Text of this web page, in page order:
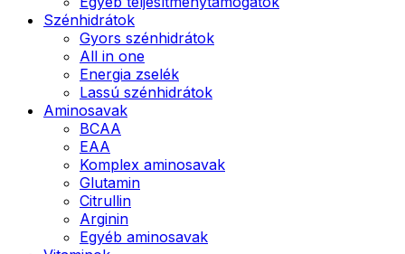
Szénhidrátok
Gyors szénhidrátok
All in one
Energia zselék
Lassú szénhidrátok
Aminosavak
BCAA
EAA
Komplex aminosavak
Glutamin
Citrullin
Arginin
Egyéb aminosavak